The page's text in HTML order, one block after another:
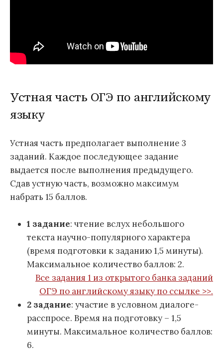
Устная часть ОГЭ по английскому
языку
Устная часть предполагает выполнение 3
заданий. Каждое последующее задание
выдается после выполнения предыдущего.
Сдав устную часть, возможно максимум
набрать 15 баллов.
1 задание: чтение вслух небольшого
текста научно-популярного характера
(время подготовки к заданию 1,5 минуты).
Максимальное количество баллов: 2.
Все задания 1 из открытого банка заданий
ОГЭ по английскому языку по ссылке >>.
2 задание: участие в условном диалоге-
расспросе. Время на подготовку – 1,5
минуты. Максимальное количество баллов:
6.